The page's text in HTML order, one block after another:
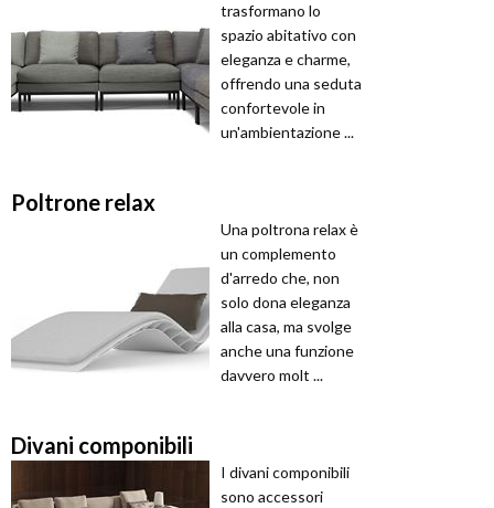
trasformano lo
spazio abitativo con
eleganza e charme,
offrendo una seduta
confortevole in
un'ambientazione ...
Poltrone relax
Una poltrona relax è
un complemento
d'arredo che, non
solo dona eleganza
alla casa, ma svolge
anche una funzione
davvero molt ...
Divani componibili
I divani componibili
sono accessori